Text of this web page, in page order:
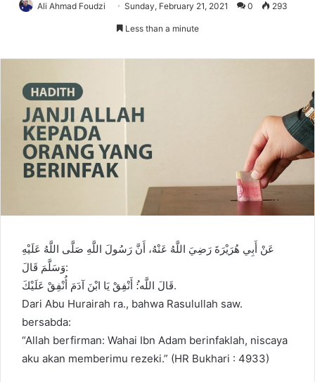
Ali Ahmad Foudzi Sunday, February 21, 2021 0 293
Less than a minute
عَنْ أَبِي هُرَيْرَةَ رَضِيَ اللَّهُ عَنْهُ، أَنَّ رَسُولَ اللَّهِ صَلَّى اللَّهُ عَلَيْهِ
وَسَلَّمَ قَالَ:
قَالَ اللَّه:ُ أَنْفِقْ يَا ابْنَ آدَمَ أُنْفِقْ عَلَيْكَ.
Dari Abu Hurairah ra., bahwa Rasulullah saw.
bersabda:
“Allah berfirman: Wahai Ibn Adam berinfaklah, niscaya
aku akan memberimu rezeki.” (HR Bukhari : 4933)